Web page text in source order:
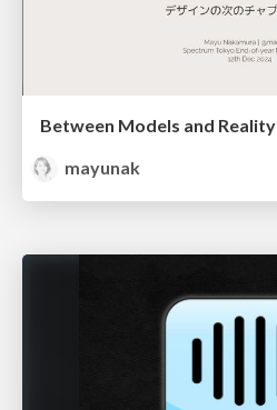
Between Models and Reality
mayunak